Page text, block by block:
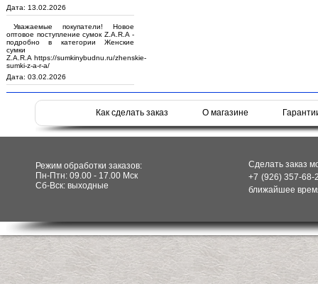
Дата: 13.02.2026
Уважаемые покупатели! Новое
оптовое поступление сумок Z.A.R.A -
подробно в категории Женские
сумки
Z.A.R.A https://sumkinybudnu.ru/zhenskie-
sumki-z-a-r-a/
Дата: 03.02.2026
Как сделать заказ О магазине
Режим обработки заказов:
Пн-Птн: 09.00 - 17.00 Мск
Сб-Вск: выходные
Сделать заказ
+7 (926) 357-
ближайшее